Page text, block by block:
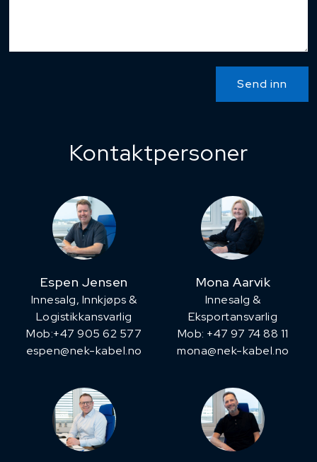
Send inn
Kontaktpersoner
Espen Jensen
Innesalg, ​Innkjøps &
Logistikkansvarlig
Mob:+47 905 62 577
espen@nek-kabel.no
Mona Aarvik
Innesalg &
Eksportansvarlig
Mob: +47 97 74 88 11
mona@nek-kabel.no